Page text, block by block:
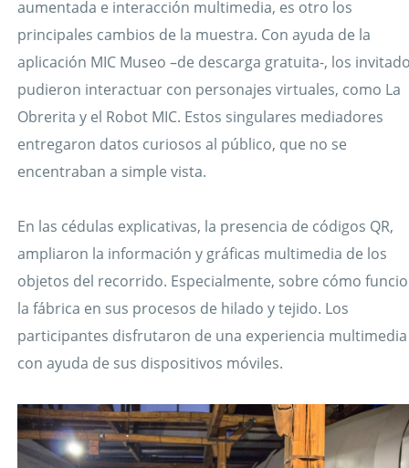
aumentada e interacción multimedia, es otro los
principales cambios de la muestra. Con ayuda de la
aplicación MIC Museo –de descarga gratuita-, los
pudieron interactuar con personajes virtuales, como La
Obrerita y el Robot MIC. Estos singulares mediadores
entregaron datos curiosos al público, que no se
encentraban a simple vista.
En las cédulas explicativas, la presencia de códigos QR,
ampliaron la información y gráficas multimedia de los
objetos del recorrido. Especialmente, sobre cómo
la fábrica en sus procesos de hilado y tejido. Los
participantes disfrutaron de una experiencia multimedia
con ayuda de sus dispositivos móviles.